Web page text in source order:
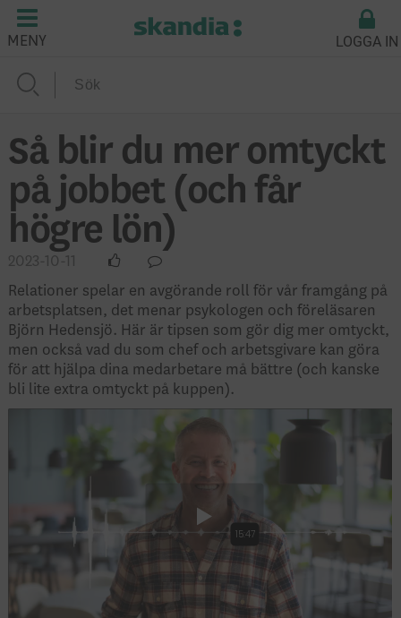
MENY LOGGA IN
Så blir du mer omtyckt
på jobbet (och får
högre lön)
2023-10-11
Relationer spelar en avgörande roll för vår framgång på
arbetsplatsen, det menar psykologen och föreläsaren
Björn Hedensjö. Här är tipsen som gör dig mer omtyckt,
men också vad du som chef och arbetsgivare kan göra
för att hjälpa dina medarbetare må bättre (och kanske
bli lite extra omtyckt på kuppen).